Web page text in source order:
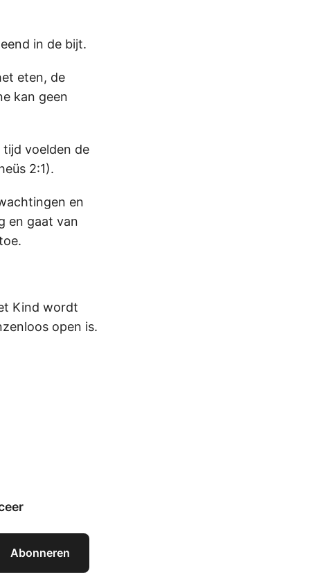
in de bijt.
eten, de
kan geen
voelden de
2:1).
en
en gaat van
Kind wordt
open is.
Abonneren